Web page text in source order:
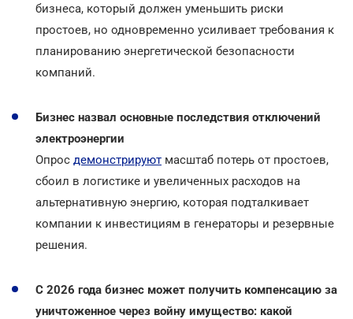
бизнеса, который должен уменьшить риски
простоев, но одновременно усиливает требования к
планированию энергетической безопасности
компаний.
Бизнес назвал основные последствия отключений
электроэнергии
Опрос демонстрируют масштаб потерь от простоев,
сбоил в логистике и увеличенных расходов на
альтернативную энергию, которая подталкивает
компании к инвестициям в генераторы и резервные
решения.
С 2026 года бизнес может получить компенсацию за
уничтоженное через войну имущество: какой